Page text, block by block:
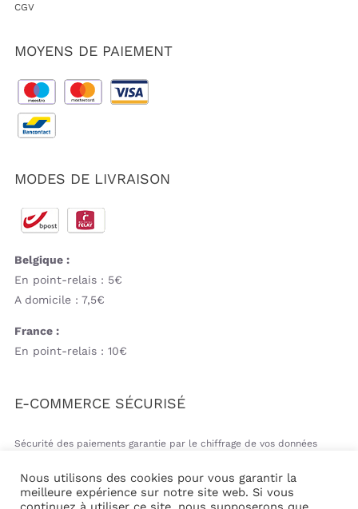
CGV
MOYENS DE PAIEMENT
MODES DE LIVRAISON
Belgique :
En point-relais : 5€
A domicile : 7,5€
France :
En point-relais : 10€
E-COMMERCE SÉCURISÉ
Sécurité des paiements garantie par le chiffrage de vos données
Nous utilisons des cookies pour vous garantir la
meilleure expérience sur notre site web. Si vous